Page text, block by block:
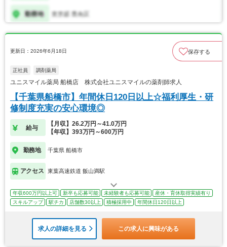
更新日：2026年6月18日 保存する
正社員 調剤薬局
ユニスマイル薬局 船橋店 株式会社ユニスマイルの薬剤師求人
【千葉県船橋市】年間休日120日以上☆福利厚生・研
修制度充実の安心環境◎
給与
【月収】26.2万円～41.0万円
【年収】393万円～600万円
勤務地 千葉県 船橋市
アクセス 東葉高速鉄道 飯山満駅
年収600万円以上可 新卒も応募可能 未経験者も応募可能
産休・育休取得実績有り
スキルアップ
駅チカ 店舗数30以上 積極採用中 年間休日120日以上
求人の詳細を見る この求人に興味がある